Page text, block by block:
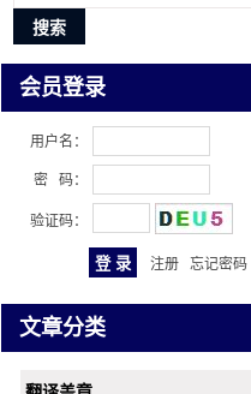
会员登录
用户名：
密 码：
验证码：
注册 忘记密码
文章分类